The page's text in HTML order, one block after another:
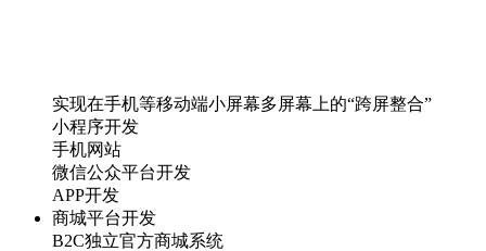
实现在手机等移动端小屏幕多屏幕上的“跨屏整合”
小程序开发
手机网站
微信公众平台开发
APP开发
商城平台开发
B2C独立官方商城系统